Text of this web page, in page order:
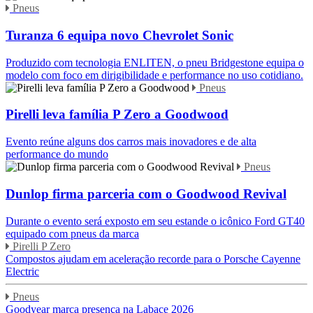
Pneus
Turanza 6 equipa novo Chevrolet Sonic
Produzido com tecnologia ENLITEN, o pneu Bridgestone equipa o
modelo com foco em dirigibilidade e performance no uso cotidiano.
Pneus
Pirelli leva família P Zero a Goodwood
Evento reúne alguns dos carros mais inovadores e de alta
performance do mundo
Pneus
Dunlop firma parceria com o Goodwood Revival
Durante o evento será exposto em seu estande o icônico Ford GT40
equipado com pneus da marca
Pirelli P Zero
Compostos ajudam em aceleração recorde para o Porsche Cayenne
Electric
Pneus
Goodyear marca presença na Labace 2026